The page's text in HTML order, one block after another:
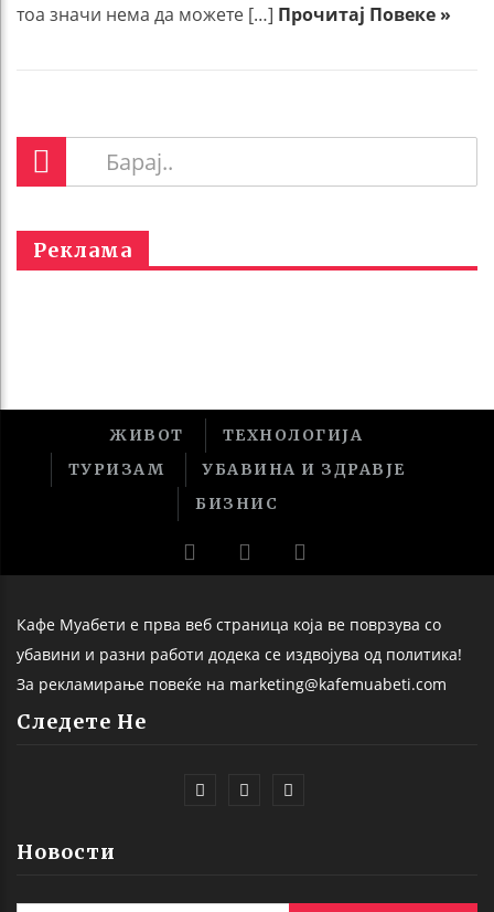
тоа значи нема да можете […] Прочитај Повеке »
Реклама
ЖИВОТ
ТЕХНОЛОГИЈА
ТУРИЗАМ
УБАВИНА И ЗДРАВЈЕ
БИЗНИС
Кафе Муабети е прва веб страница која ве поврзува со
убавини и разни работи додека се издвојува од политика!
За рекламирање повеќе на marketing@kafemuabeti.com
Следете Не
Новости